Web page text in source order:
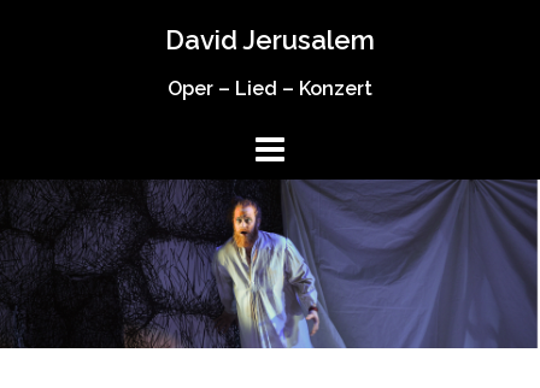
David Jerusalem
Oper – Lied – Konzert